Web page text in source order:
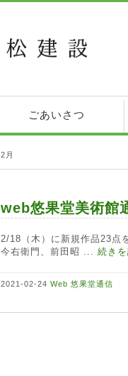
ごあいさつ
2月
web悠果堂美術館
2/18（木）に新規作品23点
今右衛門、前田昭 ... 続き
2021-02-24 Web 悠果堂通信